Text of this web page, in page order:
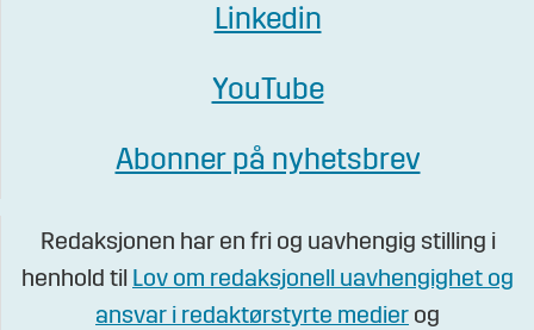
Linkedin
YouTube
Abonner på nyhetsbrev
Redaksjonen har en fri og uavhengig stilling i
henhold til Lov om redaksjonell uavhengighet og
ansvar i redaktørstyrte medier og